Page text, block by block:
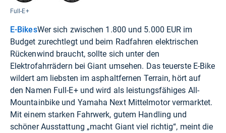
Full-E+
E-BikesWer sich zwischen 1.800 und 5.000 EUR im
Budget zurechtlegt und beim Radfahren elektrischen
Rückenwind braucht, sollte sich unter den
Elektrofahrrädern bei Giant umsehen. Das teuerste E-Bike
wildert am liebsten im asphaltfernen Terrain, hört auf
den Namen Full-E+ und wird als leistungsfähiges All-
Mountainbike und Yamaha Next Mittelmotor vermarktet.
Mit einem starken Fahrwerk, gutem Handling und
schöner Ausstattung „macht Giant viel richtig“, meint die